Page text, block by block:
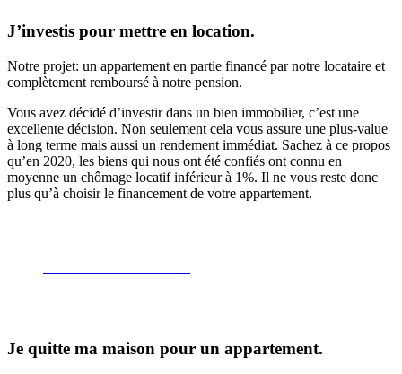
J’investis pour mettre en location.
Notre projet: un appartement en partie financé par notre locataire et
complètement remboursé à notre pension.
Vous avez décidé d’investir dans un bien immobilier, c’est une
excellente décision. Non seulement cela vous assure une plus-value
à long terme mais aussi un rendement immédiat. Sachez à ce propos
qu’en 2020, les biens qui nous ont été confiés ont connu en
moyenne un chômage locatif inférieur à 1%. Il ne vous reste donc
plus qu’à choisir le financement de votre appartement.
Je quitte ma maison pour un appartement.